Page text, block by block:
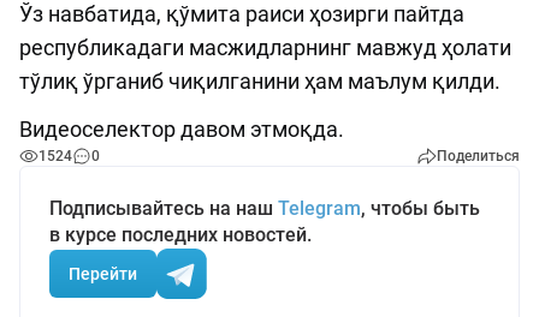
Ўз навбатида, қўмита раиси ҳозирги пайтда
республикадаги масжидларнинг мавжуд ҳолати
тўлиқ ўрганиб чиқилганини ҳам маълум қилди.
Видеоселектор давом этмоқда.
1524 0 Поделиться
Подписывайтесь на наш Telegram, чтобы быть
в курсе последних новостей.
Перейти